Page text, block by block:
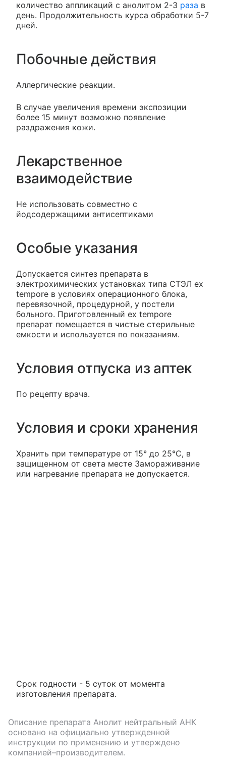
количество аппликаций с анолитом 2-3 раза в
день. Продолжительность курса обработки 5-7
дней.
Побочные действия
Аллергические реакции.
В случае увеличения времени экспозиции
более 15 минут возможно появление
раздражения кожи.
Лекарственное
взаимодействие
Не использовать совместно с
йодсодержащими антисептиками
Особые указания
Допускается синтез препарата в
электрохимических установках типа СТЭЛ ex
tempore в условиях операционного блока,
перевязочной, процедурной, у постели
больного. Приготовленный ex tempore
препарат помещается в чистые стерильные
емкости и используется по показаниям.
Условия отпуска из аптек
По рецепту врача.
Условия и сроки хранения
Хранить при температуре от 15° до 25°С, в
защищенном от света месте Замораживание
или нагревание препарата не допускается.
Срок годности - 5 суток от момента
изготовления препарата.
Описание препарата Анолит нейтральный АНК
основано на официально утвержденной
инструкции по применению и утверждено
компанией–производителем.